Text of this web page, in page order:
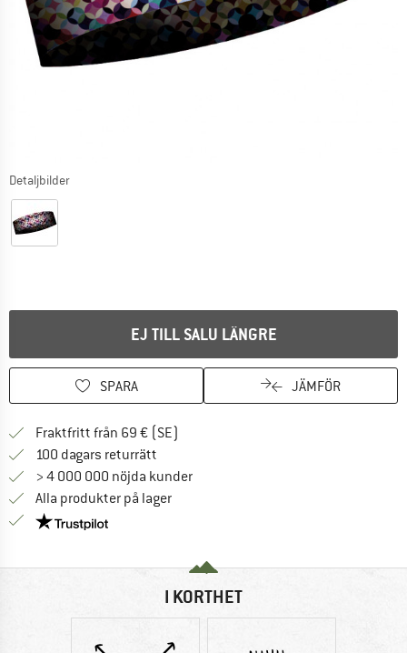
Detaljbilder
EJ TILL SALU LÄNGRE
SPARA JÄMFÖR
Fraktfritt från 69 € (SE)
100 dagars returrätt
> 4 000 000 nöjda kunder
Alla produkter på lager
Trust Pilot-garanti - hitta all information här!
I KORTHET